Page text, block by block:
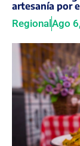
artesanía por
Regional Ago